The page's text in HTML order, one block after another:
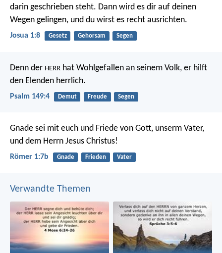
darin geschrieben steht. Dann wird es dir auf deinen
Wegen gelingen, und du wirst es recht ausrichten.
Josua 1:8 Gesetz Gehorsam Segen
Denn der HERR hat Wohlgefallen an seinem Volk, er hilft
den Elenden herrlich.
Psalm 149:4 Demut Freude Segen
Gnade sei mit euch und Friede von Gott, unserm Vater,
und dem Herrn Jesus Christus!
Römer 1:7b Gnade Frieden Vater
Verwandte Themen